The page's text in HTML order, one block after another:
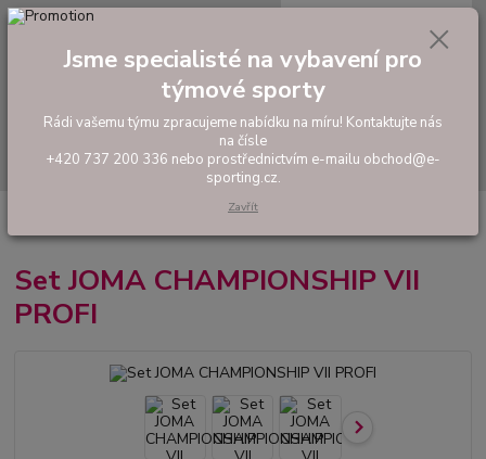
Hledat
tel: +420 737 200 336
0,00 Kč
Hráčské sety a soupravy
VII PROFI
Set JOMA CHAMPIONSHIP VII
PROFI
Jsme specialisté na vybavení pro
týmové sporty
Rádi vašemu týmu zpracujeme nabídku na míru! Kontaktujte nás
na čísle
+420 737 200 336 nebo prostřednictvím e-mailu obchod@e-
sporting.cz.
Zavřít